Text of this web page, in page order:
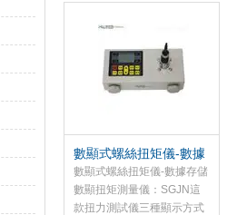
數顯式螺絲扭矩儀-數據
存儲數顯扭矩測量儀
數顯式螺絲扭矩儀-數據存儲
數顯扭矩測量儀：SGJN這
款扭力測試儀三種顯示方式